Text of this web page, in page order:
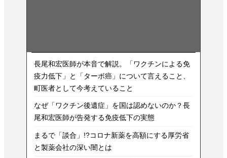
長尾和宏医師が本音で解説。「ワクチンによる免
疫力低下」と「ターボ癌」について言えること、
町医者として今考えていること
なぜ「ワクチン後遺症」を国は認めないのか？長
尾和宏医師が告発する免疫低下の実態
まるで「談合」!?コロナ新薬を高額にする厚労省
と製薬会社の深い闇とは